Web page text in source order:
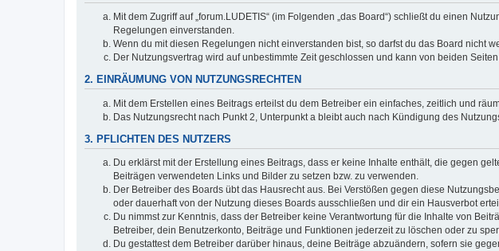
Mit dem Zugriff auf „forum.LUDETIS“ (im Folgenden „das Board“) schließt du einen
Regelungen einverstanden.
Wenn du mit diesen Regelungen nicht einverstanden bist, so darfst du das Board nicht
Der Nutzungsvertrag wird auf unbestimmte Zeit geschlossen und kann von beiden
2. EINRÄUMUNG VON NUTZUNGSRECHTEN
Mit dem Erstellen eines Beitrags erteilst du dem Betreiber ein einfaches, zeitlich und
Das Nutzungsrecht nach Punkt 2, Unterpunkt a bleibt auch nach Kündigung des
3. PFLICHTEN DES NUTZERS
Du erklärst mit der Erstellung eines Beitrags, dass er keine Inhalte enthält, die gegen
Beiträgen verwendeten Links und Bilder zu setzen bzw. zu verwenden.
Der Betreiber des Boards übt das Hausrecht aus. Bei Verstößen gegen diese
oder dauerhaft von der Nutzung dieses Boards ausschließen und dir ein Hausverbot
Du nimmst zur Kenntnis, dass der Betreiber keine Verantwortung für die Inhalte von
Betreiber, dein Benutzerkonto, Beiträge und Funktionen jederzeit zu löschen oder zu
Du gestattest dem Betreiber darüber hinaus, deine Beiträge abzuändern, sofern sie